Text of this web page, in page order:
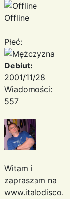
Offline
Płeć:
Debiut:
2001/11/28
Wiadomości:
557
Witam i
zapraszam na
www.italodisco.pl